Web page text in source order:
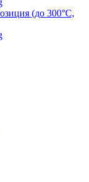
(до 300°C,